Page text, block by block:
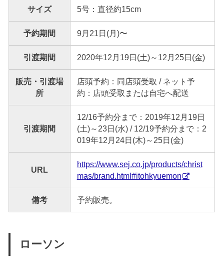
サイズ 5号：直径約15cm
予約期間 9月21日(月)〜
引渡期間 2020年12月19日(土)～12月25日(金)
販売・引渡場
所
店頭予約：同店頭受取 / ネット予
約：店頭受取または自宅へ配送
引渡期間
12/16予約分まで：2019年12月19日
(土)～23日(水) / 12/19予約分まで：2
019年12月24日(木)～25日(金)
URL
https://www.sej.co.jp/products/christ
mas/brand.html#itohkyuemon
備考 予約販売。
ローソン